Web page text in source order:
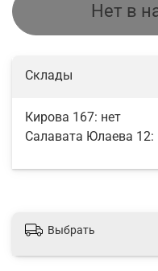
Нет в
Склады
Кирова 167: нет
Салавата Юлаева 12:
Выбрать